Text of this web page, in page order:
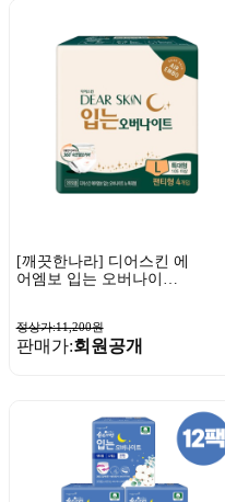
[깨끗한나라] 디어스킨 에
어엠보 입는 오버나이트
정상가:11,200원
판매가:회원공개